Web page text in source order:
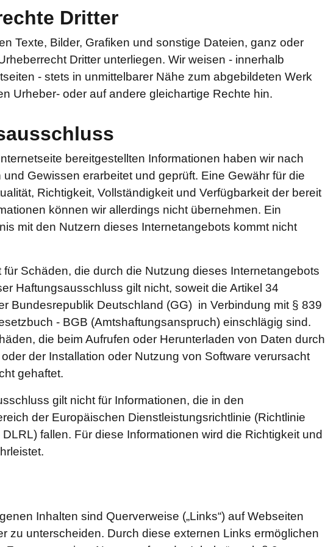
Dritter
Texte, Bilder, Grafiken und sonstige Dateien, ganz oder
Dritter unterliegen. Wir weisen - innerhalb
- stets in unmittelbarer Nähe zum abgebildeten Werk
Urheber- oder auf andere gleichartige Rechte hin.
bereitgestellten Informationen haben wir nach
und Gewissen erarbeitet und geprüft. Eine Gewähr für die
Richtigkeit, Vollständigkeit und Verfügbarkeit der bereit
können wir allerdings nicht übernehmen. Ein
mit den Nutzern dieses Internetangebots kommt nicht
für Schäden, die durch die Nutzung dieses Internetangebots
Haftungsausschluss gilt nicht, soweit die Artikel 34
Bundesrepublik Deutschland (GG) in Verbindung mit § 839
- BGB (Amtshaftungsanspruch) einschlägig sind.
die beim Aufrufen oder Herunterladen von Daten durch
der Installation oder Nutzung von Software verursacht
gehaftet.
gilt nicht für Informationen, die in den
der Europäischen Dienstleistungsrichtlinie (Richtlinie
fallen. Für diese Informationen wird die Richtigkeit und
Inhalten sind Querverweise („Links“) auf Webseiten
zu unterscheiden. Durch diese externen Links ermöglichen